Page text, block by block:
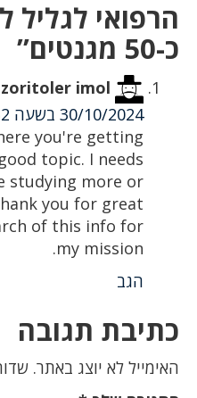
הרפואי
כ-50 מגנטים”
zoritoler imol
30/10/2024 בשעה 23:32
you're getting
topic. I needs
studying more or
you for great
of this info for
my mission.
הגב
כתיבת תגובה
האימייל לא יוצג באתר.